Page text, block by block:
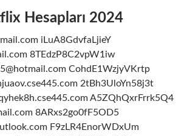
Hesapları 2024
iLuA8GdvfaLjieY
8TEdzP8C2vpW1iw
CohdE1WzjyVKrtp
2tBh3UloYn58j3t
A5ZQhQxrFrrk5Q4
8ARxs2go0fF5OD5
F9zLR4EnorWDxUm